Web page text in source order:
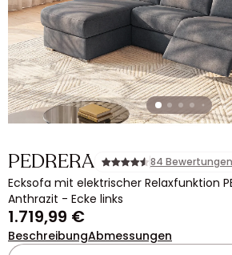
PEDRERA 84 Bewertungen
Ecksofa mit elektrischer Relaxfunktion
Anthrazit - Ecke links
1.719,99 €
BeschreibungAbmessungen